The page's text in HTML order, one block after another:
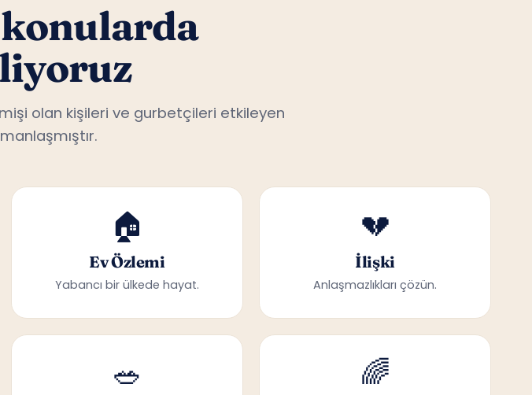
olan kişileri ve gurbetçileri etkileyen
🏠
Ev Özlemi
Yabancı bir ülkede hayat.
💔
İlişki
Anlaşmazlıkları çözün.
🥗 🌈